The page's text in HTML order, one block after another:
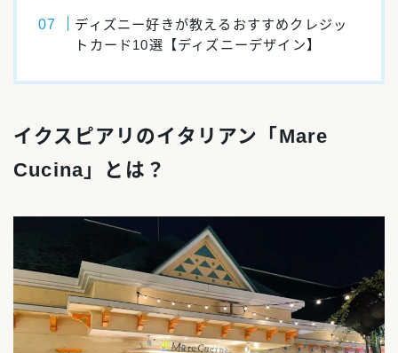
ディズニー好きが教えるおすすめクレジッ
トカード10選【ディズニーデザイン】
イクスピアリのイタリアン「Mare
Cucina」とは？